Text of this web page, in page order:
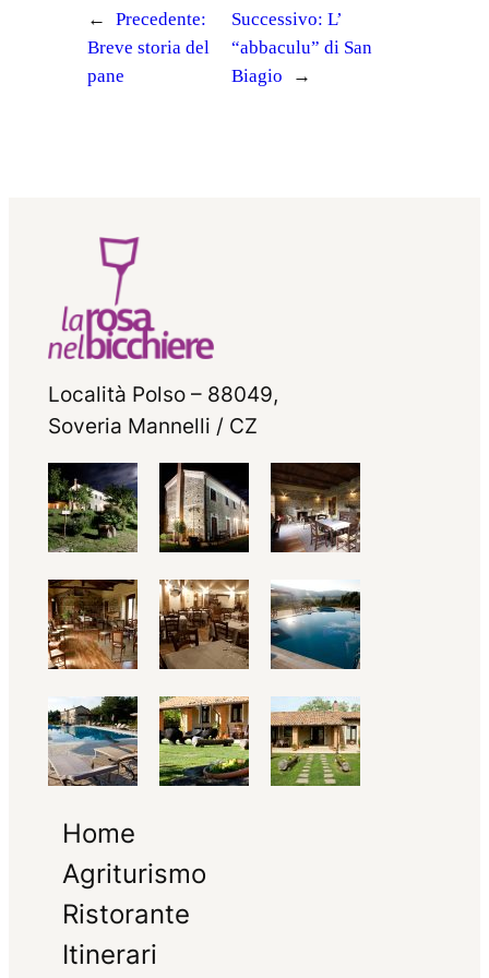
←
Precedente:
Breve storia del
pane
Successivo: L’
“abbaculu” di San
Biagio
→
Località Polso – 88049,
Soveria Mannelli / CZ
Home
Agriturismo
Ristorante
Itinerari